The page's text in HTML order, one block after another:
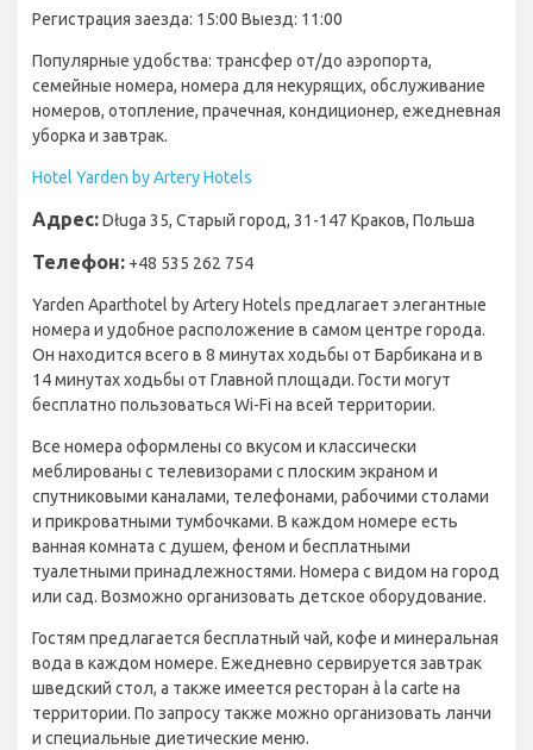
Регистрация заезда: 15:00 Выезд: 11:00
Популярные удобства: трансфер от/до аэропорта,
семейные номера, номера для некурящих, обслуживание
номеров, отопление, прачечная, кондиционер, ежедневная
уборка и завтрак.
Hotel Yarden by Artery Hotels
Адрес:Długa 35, Старый город, 31-147 Краков, Польша
Телефон: +48 535 262 754
Yarden Aparthotel by Artery Hotels предлагает элегантные
номера и удобное расположение в самом центре города.
Он находится всего в 8 минутах ходьбы от Барбикана и в
14 минутах ходьбы от Главной площади. Гости могут
бесплатно пользоваться Wi-Fi на всей территории.
Все номера оформлены со вкусом и классически
меблированы с телевизорами с плоским экраном и
спутниковыми каналами, телефонами, рабочими столами
и прикроватными тумбочками. В каждом номере есть
ванная комната с душем, феном и бесплатными
туалетными принадлежностями. Номера с видом на город
или сад. Возможно организовать детское оборудование.
Гостям предлагается бесплатный чай, кофе и минеральная
вода в каждом номере. Ежедневно сервируется завтрак
шведский стол, а также имеется ресторан à la carte на
территории. По запросу также можно организовать ланчи
и специальные диетические меню.